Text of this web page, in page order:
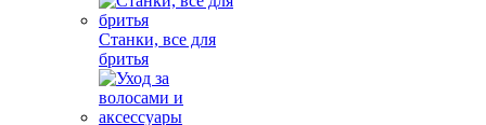
Станки, все для
бритья